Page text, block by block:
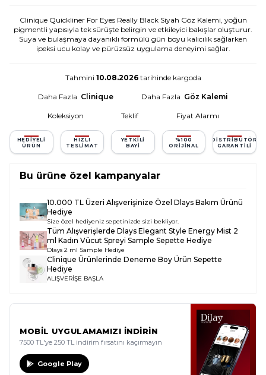
Clinique Quickliner For Eyes Really Black Siyah Göz Kalemi, yoğun
pigmentli yapısıyla tek sürüşte belirgin ve etkileyici bakışlar oluşturur.
Suya ve bulaşmaya dayanıklı formülü gün boyu kalıcılık sağlarken
ipeksi ucu kolay ve pürüzsüz uygulama deneyimi sağlar.
Tahmini 10.08.2026tarihinde kargoda
Daha Fazla Clinique Daha Fazla Göz Kalemi
Koleksiyon Teklif Fiyat Alarmı
HEDIYELI
ÜRÜN
HIZLI
TESLIMAT
YETKILI
BAYI
%100
ORIJINAL
DISTRIBÜTÖR
GARANTILI
Bu ürüne özel kampanyalar
10.000 TL Üzeri Alışverişinize Özel Dlays Bakım Ürünü
Hediye
Size özel hediyeniz sepetinizde sizi bekliyor.
Tüm Alışverişlerde Dlays Elegant Style Energy Mist 2
ml Kadın Vücut Spreyi Sample Sepette Hediye
Dlays 2 ml Sample Hediye
Clinique Ürünlerinde Deneme Boy Ürün Sepette
Hediye
ALIŞVERİŞE BAŞLA
MOBİL UYGULAMAMIZI İNDİRİN
7500 TL'ye 250 TL indirim fırsatını kaçırmayın
Google Play